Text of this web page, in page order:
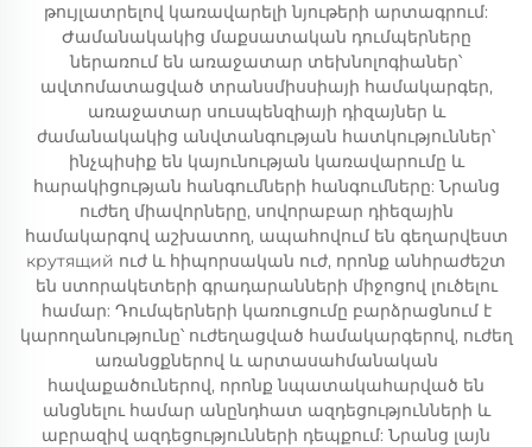
թույլատրելով կառավարելի նյութերի արտագրում:
Ժամանակակից մաքսատական դումպերները
ներառում են առաջատար տեխնոլոգիաներ՝
ավտոմատացված տրանսմիսսիայի համակարգեր,
առաջատար սուսպենզիայի դիզայներ և
ժամանակակից անվտանգության հատկություններ՝
ինչպիսիք են կայունության կառավարումը և
հարակիցության հանգումների հանգումները: Նրանց
ուժեղ միավորները, սովորաբար դիեզային
համակարգով աշխատող, ապահովում են գեղարվեստ
крутящий ուժ և հիպորսական ուժ, որոնք անհրաժեշտ
են ստորակետերի գրադարանների միջոցով լուծելու
համար: Դումպերների կառուցումը բարձրացնում է
կարողանությունը՝ ուժեղացված համակարգերով, ուժեղ
առանցքներով և արտասահմանական
հավաքածուներով, որոնք նպատակահարված են
անցնելու համար անընդհատ ազդեցությունների և
աբրազիվ ազդեցությունների դեպքում: Նրանց լայն